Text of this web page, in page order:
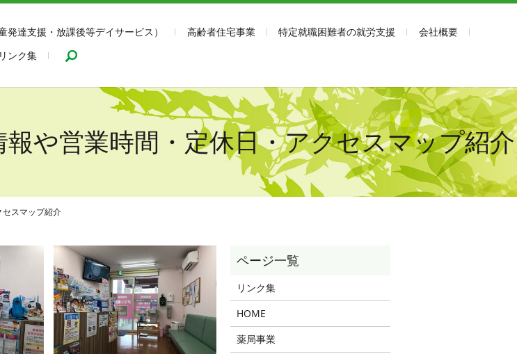
発達支援・放課後等デイサービス） 高齢者住宅事業 特定就職困難者の就労支援
会社概要
リンク集
や営業時間・定休日・アクセスマップ紹介
スマップ紹介
リンク集
HOME
薬局事業